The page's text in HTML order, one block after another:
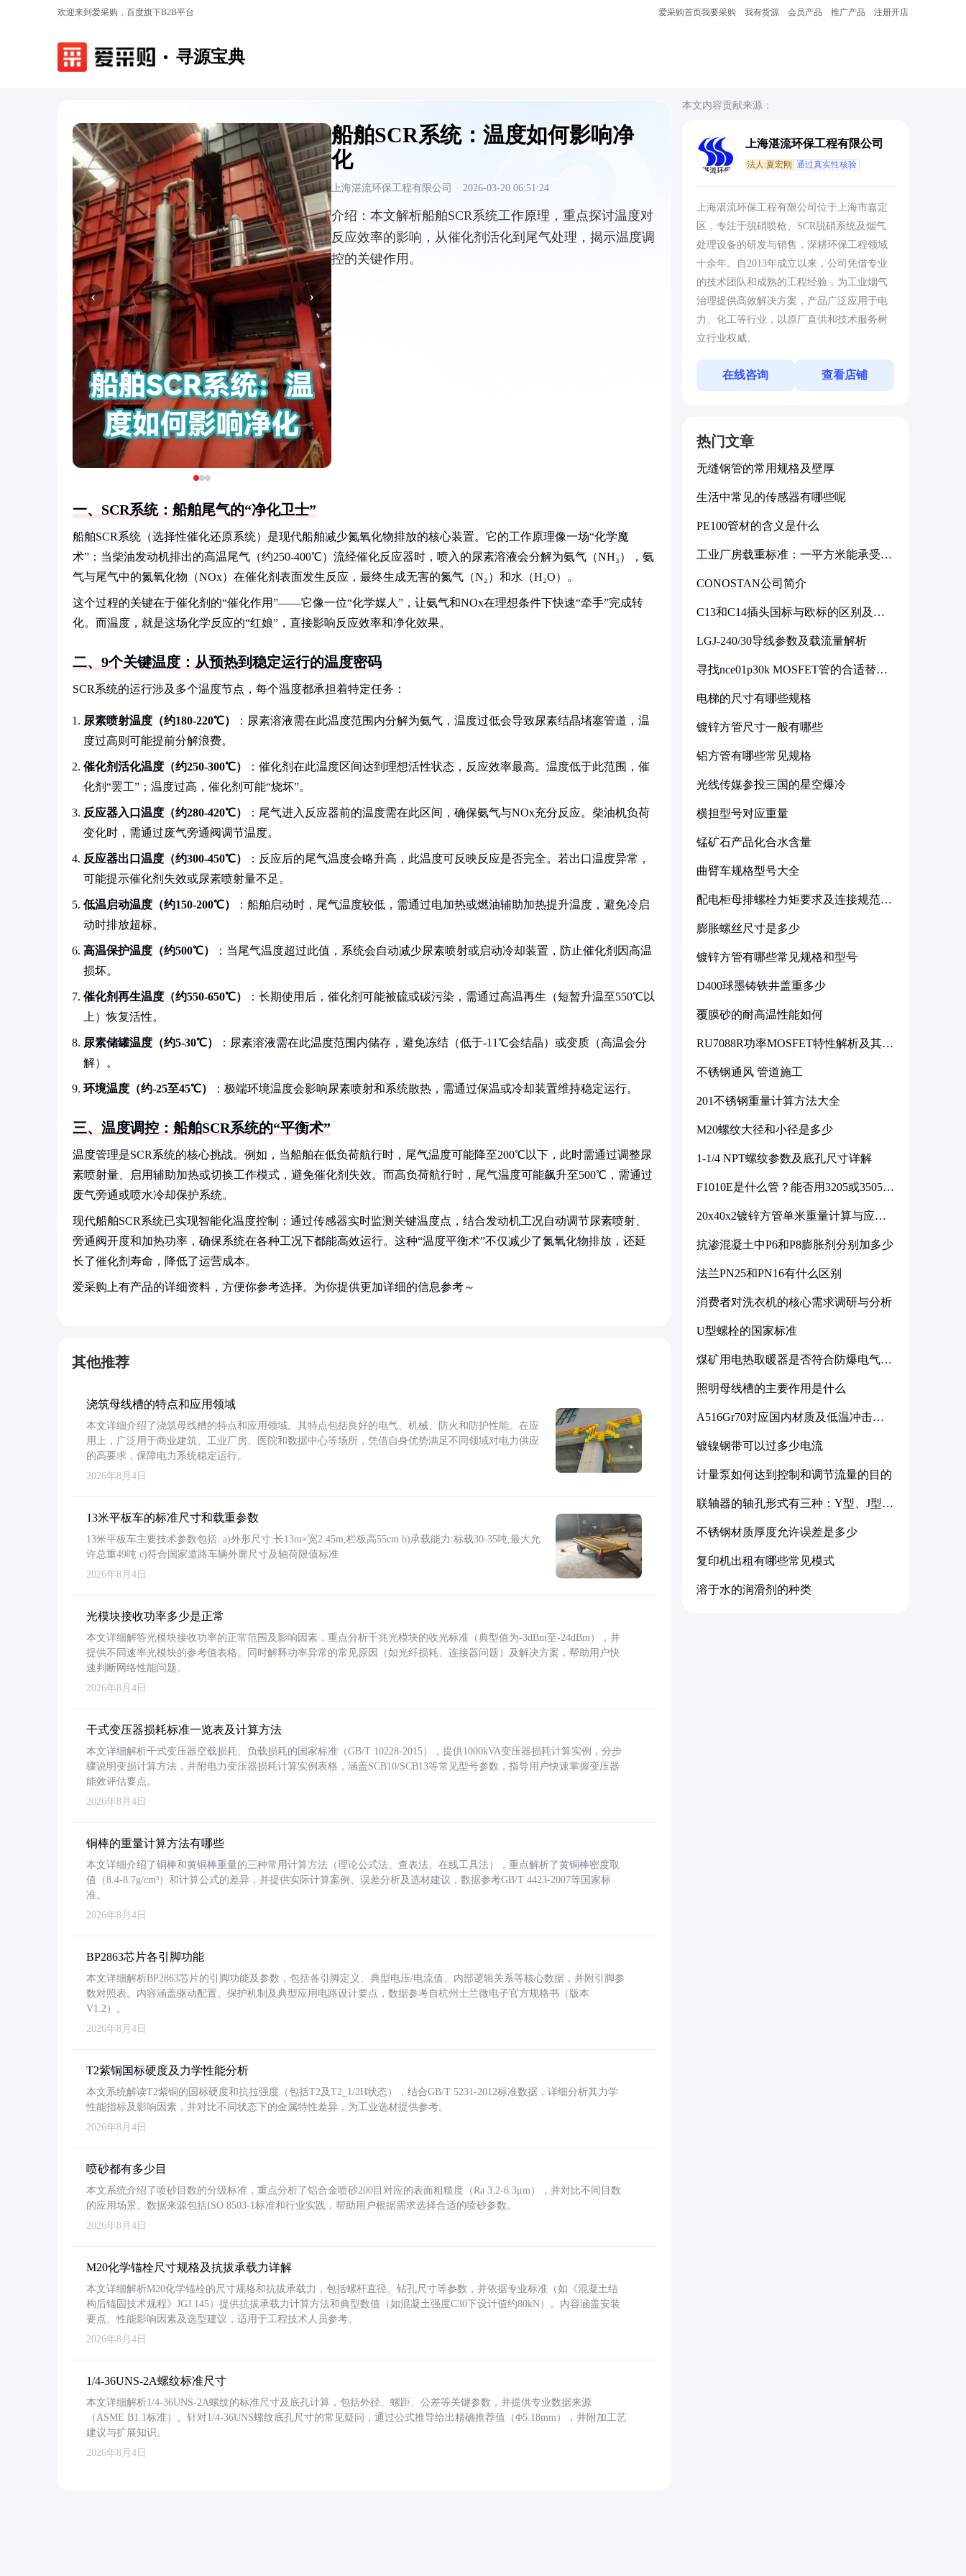
欢迎来到爱采购，百度旗下B2B平台 爱采购首页我要采购 我有货源 会员产品 推广产品 注册开店
寻源宝典
‹ ›
船舶SCR系统：温度如何影响净
化
上海湛流环保工程有限公司 · 2026-03-20 06:51:24
介绍： 本文解析船舶SCR系统工作原理，重点探讨温度对
反应效率的影响，从催化剂活化到尾气处理，揭示温度调
控的关键作用。
一、SCR系统：船舶尾气的“净化卫士”
船舶SCR系统（选择性催化还原系统）是现代船舶减少氮氧化物排放的核心装置。它的工作原理像一场“化学魔
术”：当柴油发动机排出的高温尾气（约250-400℃）流经催化反应器时，喷入的尿素溶液会分解为氨气（NH₃），氨
气与尾气中的氮氧化物（NOx）在催化剂表面发生反应，最终生成无害的氮气（N₂）和水（H₂O）。
这个过程的关键在于催化剂的“催化作用”——它像一位“化学媒人”，让氨气和NOx在理想条件下快速“牵手”完成转
化。而温度，就是这场化学反应的“红娘”，直接影响反应效率和净化效果。
二、9个关键温度：从预热到稳定运行的温度密码
SCR系统的运行涉及多个温度节点，每个温度都承担着特定任务：
尿素喷射温度（约180-220℃）
：尿素溶液需在此温度范围内分解为氨气，温度过低会导致尿素结晶堵塞管道，温
度过高则可能提前分解浪费。
催化剂活化温度（约250-300℃）
：催化剂在此温度区间达到理想活性状态，反应效率最高。温度低于此范围，催
化剂“罢工”；温度过高，催化剂可能“烧坏”。
反应器入口温度（约280-420℃）
：尾气进入反应器前的温度需在此区间，确保氨气与NOx充分反应。柴油机负荷
变化时，需通过废气旁通阀调节温度。
反应器出口温度（约300-450℃）
：反应后的尾气温度会略升高，此温度可反映反应是否完全。若出口温度异常，
可能提示催化剂失效或尿素喷射量不足。
低温启动温度（约150-200℃）
：船舶启动时，尾气温度较低，需通过电加热或燃油辅助加热提升温度，避免冷启
动时排放超标。
高温保护温度（约500℃）
：当尾气温度超过此值，系统会自动减少尿素喷射或启动冷却装置，防止催化剂因高温
损坏。
催化剂再生温度（约550-650℃）
：长期使用后，催化剂可能被硫或碳污染，需通过高温再生（短暂升温至550℃以
上）恢复活性。
尿素储罐温度（约5-30℃）
：尿素溶液需在此温度范围内储存，避免冻结（低于-11℃会结晶）或变质（高温会分
解）。
环境温度（约-25至45℃） ：极端环境温度会影响尿素喷射和系统散热，需通过保温或冷却装置维持稳定运行。
三、温度调控：船舶SCR系统的“平衡术”
温度管理是SCR系统的核心挑战。例如，当船舶在低负荷航行时，尾气温度可能降至200℃以下，此时需通过调整尿
素喷射量、启用辅助加热或切换工作模式，避免催化剂失效。而高负荷航行时，尾气温度可能飙升至500℃，需通过
废气旁通或喷水冷却保护系统。
现代船舶SCR系统已实现智能化温度控制：通过传感器实时监测关键温度点，结合发动机工况自动调节尿素喷射、
旁通阀开度和加热功率，确保系统在各种工况下都能高效运行。这种“温度平衡术”不仅减少了氮氧化物排放，还延
长了催化剂寿命，降低了运营成本。
爱采购上有产品的详细资料，方便你参考选择。为你提供更加详细的信息参考～
其他推荐
浇筑母线槽的特点和应用领域
本文详细介绍了浇筑母线槽的特点和应用领域。其特点包括良好的电气、机械、防火和防护性能。在应
用上，广泛用于商业建筑、工业厂房、医院和数据中心等场所，凭借自身优势满足不同领域对电力供应
的高要求，保障电力系统稳定运行。
2026年8月4日
13米平板车的标准尺寸和载重参数
13米平板车主要技术参数包括: a)外形尺寸:长13m×宽2.45m,栏板高55cm b)承载能力:标载30-35吨,最大允
许总重49吨 c)符合国家道路车辆外廓尺寸及轴荷限值标准
2026年8月4日
光模块接收功率多少是正常
本文详细解答光模块接收功率的正常范围及影响因素，重点分析千兆光模块的收光标准（典型值为-3dBm至-24dBm），并
提供不同速率光模块的参考值表格。同时解释功率异常的常见原因（如光纤损耗、连接器问题）及解决方案，帮助用户快
速判断网络性能问题。
2026年8月4日
干式变压器损耗标准一览表及计算方法
本文详细解析干式变压器空载损耗、负载损耗的国家标准（GB/T 10228-2015），提供1000kVA变压器损耗计算实例，分步
骤说明变损计算方法，并附电力变压器损耗计算实例表格，涵盖SCB10/SCB13等常见型号参数，指导用户快速掌握变压器
能效评估要点。
2026年8月4日
铜棒的重量计算方法有哪些
本文详细介绍了铜棒和黄铜棒重量的三种常用计算方法（理论公式法、查表法、在线工具法），重点解析了黄铜棒密度取
值（8.4-8.7g/cm³）和计算公式的差异，并提供实际计算案例、误差分析及选材建议，数据参考GB/T 4423-2007等国家标
准。
2026年8月4日
BP2863芯片各引脚功能
本文详细解析BP2863芯片的引脚功能及参数，包括各引脚定义、典型电压/电流值、内部逻辑关系等核心数据，并附引脚参
数对照表。内容涵盖驱动配置、保护机制及典型应用电路设计要点，数据参考自杭州士兰微电子官方规格书（版本
V1.2）。
2026年8月4日
T2紫铜国标硬度及力学性能分析
本文系统解读T2紫铜的国标硬度和抗拉强度（包括T2及T2_1/2H状态），结合GB/T 5231-2012标准数据，详细分析其力学
性能指标及影响因素，并对比不同状态下的金属特性差异，为工业选材提供参考。
2026年8月4日
喷砂都有多少目
本文系统介绍了喷砂目数的分级标准，重点分析了铝合金喷砂200目对应的表面粗糙度（Ra 3.2-6.3μm），并对比不同目数
的应用场景。数据来源包括ISO 8503-1标准和行业实践，帮助用户根据需求选择合适的喷砂参数。
2026年8月4日
M20化学锚栓尺寸规格及抗拔承载力详解
本文详细解析M20化学锚栓的尺寸规格和抗拔承载力，包括螺杆直径、钻孔尺寸等参数，并依据专业标准（如《混凝土结
构后锚固技术规程》JGJ 145）提供抗拔承载力计算方法和典型数值（如混凝土强度C30下设计值约80kN）。内容涵盖安装
要点、性能影响因素及选型建议，适用于工程技术人员参考。
2026年8月4日
1/4-36UNS-2A螺纹标准尺寸
本文详细解析1/4-36UNS-2A螺纹的标准尺寸及底孔计算，包括外径、螺距、公差等关键参数，并提供专业数据来源
（ASME B1.1标准）。针对1/4-36UNS螺纹底孔尺寸的常见疑问，通过公式推导给出精确推荐值（Φ5.18mm），并附加工艺
建议与扩展知识。
2026年8月4日
本文内容贡献来源：
上海湛流环保工程有限公司
法人:夏宏刚 通过真实性核验
上海湛流环保工程有限公司位于上海市嘉定
区，专注于脱硝喷枪、SCR脱硝系统及烟气
处理设备的研发与销售，深耕环保工程领域
十余年。自2013年成立以来，公司凭借专业
的技术团队和成熟的工程经验，为工业烟气
治理提供高效解决方案，产品广泛应用于电
力、化工等行业，以原厂直供和技术服务树
立行业权威。
在线咨询 查看店铺
热门文章
无缝钢管的常用规格及壁厚
生活中常见的传感器有哪些呢
PE100管材的含义是什么
工业厂房载重标准：一平方米能承受多
CONOSTAN公司简介
C13和C14插头国标与欧标的区别及其
LGJ-240/30导线参数及载流量解析
寻找nce01p30k MOSFET管的合适替代
电梯的尺寸有哪些规格
镀锌方管尺寸一般有哪些
铝方管有哪些常见规格
光线传媒参投三国的星空爆冷
横担型号对应重量
锰矿石产品化合水含量
曲臂车规格型号大全
配电柜母排螺栓力矩要求及连接规范详
膨胀螺丝尺寸是多少
镀锌方管有哪些常见规格和型号
D400球墨铸铁井盖重多少
覆膜砂的耐高温性能如何
RU7088R功率MOSFET特性解析及其在
不锈钢通风 管道施工
201不锈钢重量计算方法大全
M20螺纹大径和小径是多少
1-1/4 NPT螺纹参数及底孔尺寸详解
F1010E是什么管？能否用3205或3505代
20x40x2镀锌方管单米重量计算与应用
抗渗混凝土中P6和P8膨胀剂分别加多少
法兰PN25和PN16有什么区别
消费者对洗衣机的核心需求调研与分析
U型螺栓的国家标准
煤矿用电热取暖器是否符合防爆电气设
照明母线槽的主要作用是什么
A516Gr70对应国内材质及低温冲击要
镀镍钢带可以过多少电流
计量泵如何达到控制和调节流量的目的
联轴器的轴孔形式有三种：Y型、J型、
不锈钢材质厚度允许误差是多少
复印机出租有哪些常见模式
溶于水的润滑剂的种类